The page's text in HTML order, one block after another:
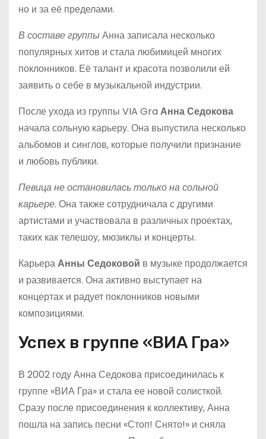
но и за её пределами.
В составе группыАнна записала несколько
популярных хитов и стала любимицей многих
поклонников. Её талант и красота позволили ей
заявить о себе в музыкальной индустрии.
После ухода из группы VIA Gra Анна Седокова
начала сольную карьеру. Она выпустила несколько
альбомов и синглов, которые получили признание
и любовь публики.
Певица не остановилась только на сольной
карьере. Она также сотрудничала с другими
артистами и участвовала в различных проектах,
таких как телешоу, мюзиклы и концерты.
КарьераАнны Седоковой в музыке продолжается
и развивается. Она активно выступает на
концертах и радует поклонников новыми
композициями.
Успех в группе «ВИА Гра»
В 2002 году Анна Седокова присоединилась к
группе «ВИА Гра» и стала ее новой солисткой.
Сразу после присоединения к коллективу, Анна
пошла на запись песни «Стоп! Снято!» и сняла